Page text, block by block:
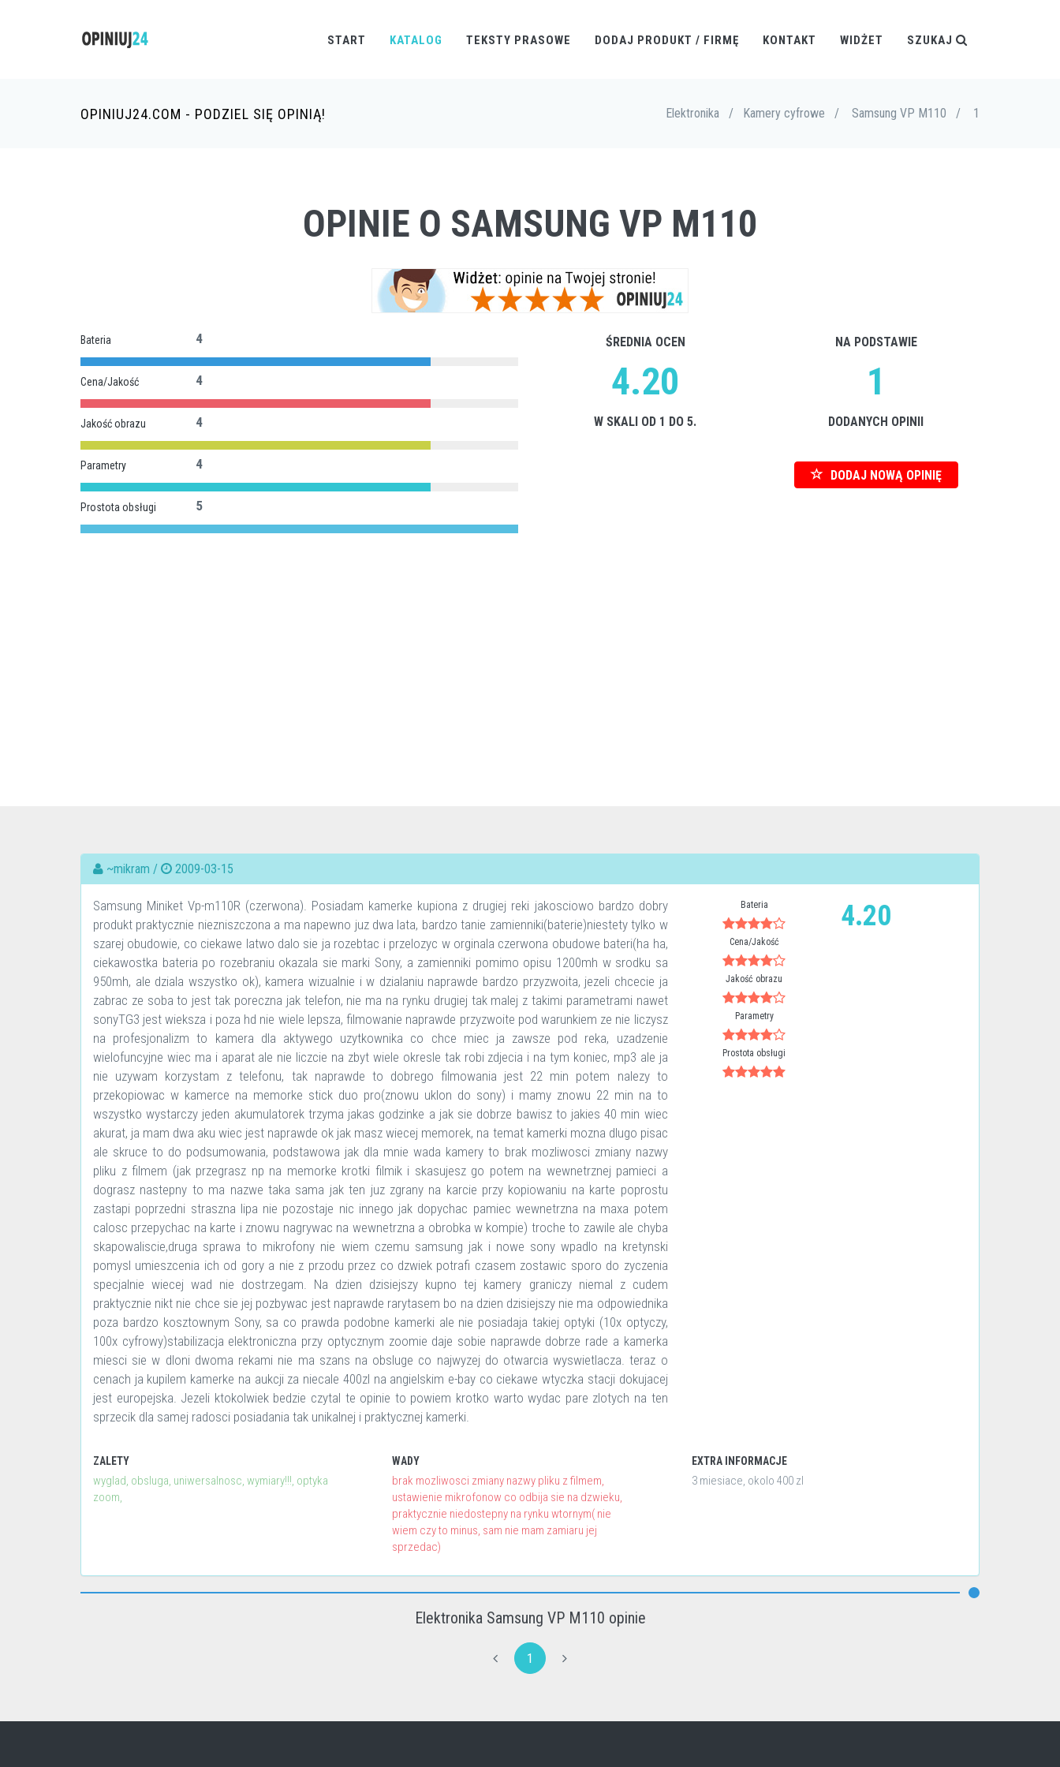
START KATALOG TEKSTY PRASOWE DODAJ PRODUKT / FIRMĘ KONTAKT WIDŻET SZUKAJ
OPINIUJ24.COM - PODZIEL SIĘ OPINIĄ! Elektronika / Kamery cyfrowe / Samsung VP M110 / 1
OPINIE O SAMSUNG VP M110
Bateria 4
Cena/Jakość 4
Jakość obrazu 4
Parametry 4
Prostota obsługi 5
ŚREDNIA OCEN
4.20
W SKALI OD 1 DO 5.
NA PODSTAWIE
1
DODANYCH OPINII
DODAJ NOWĄ OPINIĘ
~mikram / 2009-03-15
Samsung Miniket Vp-m110R (czerwona). Posiadam kamerke kupiona z drugiej reki jakosciowo bardzo dobry
produkt praktycznie niezniszczona a ma napewno juz dwa lata, bardzo tanie zamienniki(baterie)niestety tylko w
szarej obudowie, co ciekawe latwo dalo sie ja rozebtac i przelozyc w orginala czerwona obudowe bateri(ha ha,
ciekawostka bateria po rozebraniu okazala sie marki Sony, a zamienniki pomimo opisu 1200mh w srodku sa
950mh, ale dziala wszystko ok), kamera wizualnie i w dzialaniu naprawde bardzo przyzwoita, jezeli chcecie ja
zabrac ze soba to jest tak poreczna jak telefon, nie ma na rynku drugiej tak malej z takimi parametrami nawet
sonyTG3 jest wieksza i poza hd nie wiele lepsza, filmowanie naprawde przyzwoite pod warunkiem ze nie liczysz
na profesjonalizm to kamera dla aktywego uzytkownika co chce miec ja zawsze pod reka, uzadzenie
wielofuncyjne wiec ma i aparat ale nie liczcie na zbyt wiele okresle tak robi zdjecia i na tym koniec, mp3 ale ja
nie uzywam korzystam z telefonu, tak naprawde to dobrego filmowania jest 22 min potem nalezy to
przekopiowac w kamerce na memorke stick duo pro(znowu uklon do sony) i mamy znowu 22 min na to
wszystko wystarczy jeden akumulatorek trzyma jakas godzinke a jak sie dobrze bawisz to jakies 40 min wiec
akurat, ja mam dwa aku wiec jest naprawde ok jak masz wiecej memorek, na temat kamerki mozna dlugo pisac
ale skruce to do podsumowania, podstawowa jak dla mnie wada kamery to brak mozliwosci zmiany nazwy
pliku z filmem (jak przegrasz np na memorke krotki filmik i skasujesz go potem na wewnetrznej pamieci a
dograsz nastepny to ma nazwe taka sama jak ten juz zgrany na karcie przy kopiowaniu na karte poprostu
zastapi poprzedni straszna lipa nie pozostaje nic innego jak dopychac pamiec wewnetrzna na maxa potem
calosc przepychac na karte i znowu nagrywac na wewnetrzna a obrobka w kompie) troche to zawile ale chyba
skapowaliscie,druga sprawa to mikrofony nie wiem czemu samsung jak i nowe sony wpadlo na kretynski
pomysl umieszcenia ich od gory a nie z przodu przez co dzwiek potrafi czasem zostawic sporo do zyczenia
specjalnie wiecej wad nie dostrzegam. Na dzien dzisiejszy kupno tej kamery graniczy niemal z cudem
praktycznie nikt nie chce sie jej pozbywac jest naprawde rarytasem bo na dzien dzisiejszy nie ma odpowiednika
poza bardzo kosztownym Sony, sa co prawda podobne kamerki ale nie posiadaja takiej optyki (10x optyczy,
100x cyfrowy)stabilizacja elektroniczna przy optycznym zoomie daje sobie naprawde dobrze rade a kamerka
miesci sie w dloni dwoma rekami nie ma szans na obsluge co najwyzej do otwarcia wyswietlacza. teraz o
cenach ja kupilem kamerke na aukcji za niecale 400zl na angielskim e-bay co ciekawe wtyczka stacji dokujacej
jest europejska. Jezeli ktokolwiek bedzie czytal te opinie to powiem krotko warto wydac pare zlotych na ten
sprzecik dla samej radosci posiadania tak unikalnej i praktycznej kamerki.
Bateria
Cena/Jakość
Jakość obrazu
Parametry
Prostota obsługi
4.20
ZALETY
wyglad, obsluga, uniwersalnosc, wymiary!!!, optyka
zoom,
WADY
brak mozliwosci zmiany nazwy pliku z filmem,
ustawienie mikrofonow co odbija sie na dzwieku,
praktycznie niedostepny na rynku wtornym( nie
wiem czy to minus, sam nie mam zamiaru jej
sprzedac)
EXTRA INFORMACJE
3 miesiace, okolo 400 zl
Elektronika Samsung VP M110 opinie
1